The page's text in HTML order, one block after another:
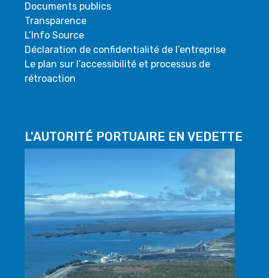
Documents publics
Transparence
L’Info Source
Déclaration de confidentialité de l’entreprise
Le plan sur l’accessibilité et processus de
rétroaction
L'AUTORITÉ PORTUAIRE EN VEDETTE